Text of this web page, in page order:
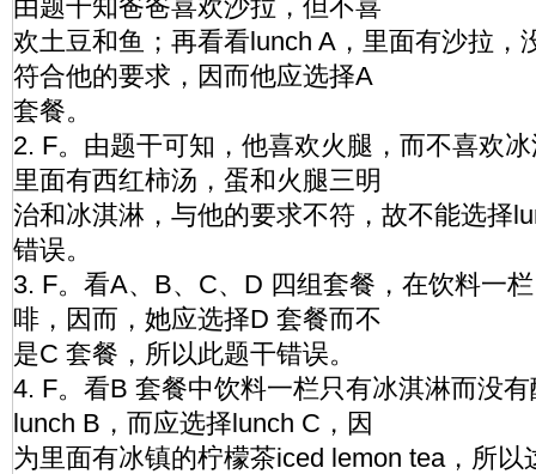
由题干知爸爸喜欢沙拉，但不喜
欢土豆和鱼；再看看lunch A，里面有沙拉，
符合他的要求，因而他应选择A
套餐。
2. F。由题干可知，他喜欢火腿，而不喜欢
里面有西红柿汤，蛋和火腿三明
治和冰淇淋，与他的要求不符，故不能选择
错误。
3. F。看A、B、C、D 四组套餐，在饮料一
啡，因而，她应选择D 套餐而不
是C 套餐，所以此题干错误。
4. F。看B 套餐中饮料一栏只有冰淇淋而没
lunch B，而应选择lunch C，因
为里面有冰镇的柠檬茶iced lemon tea，所以